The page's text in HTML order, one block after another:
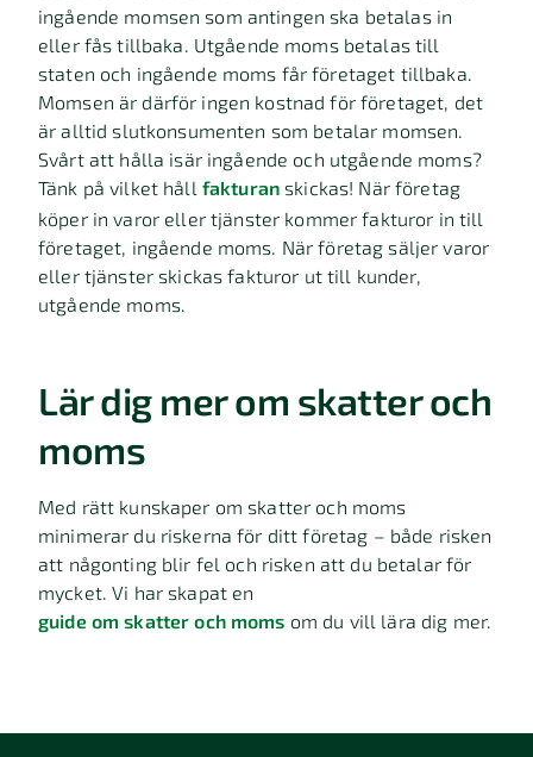
ingående momsen som antingen ska betalas in
eller fås tillbaka. Utgående moms betalas till
staten och ingående moms får företaget tillbaka.
Momsen är därför ingen kostnad för företaget, det
är alltid slutkonsumenten som betalar momsen.
Svårt att hålla isär ingående och utgående moms?
Tänk på vilket håll fakturan skickas! När företag
köper in varor eller tjänster kommer fakturor in till
företaget, ingående moms. När företag säljer varor
eller tjänster skickas fakturor ut till kunder,
utgående moms.
Lär dig mer om skatter och
moms
Med rätt kunskaper om skatter och moms
minimerar du riskerna för ditt företag – både risken
att någonting blir fel och risken att du betalar för
mycket. Vi har skapat en
guide om skatter och moms om du vill lära dig mer.